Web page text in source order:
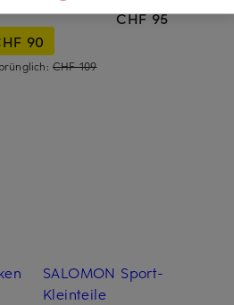
90
CHF 109
CHF 95
SALOMON Sport-
Kleinteile